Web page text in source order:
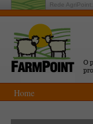
Rede AgriPoint:
Home